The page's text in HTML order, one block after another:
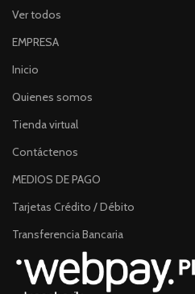
Ver todos
EMPRESA
Inicio
Quienes somos
Tienda virtual
Contáctenos
MEDIOS DE PAGO
Tarjetas Crédito / Débito
Transferencia Bancaria